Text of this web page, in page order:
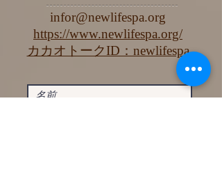
infor@newlifespa.org
https://www.newlifespa.org/
カカオトークID：newlifespa